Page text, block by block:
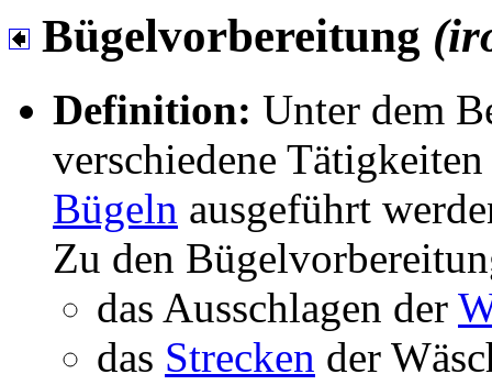
Bügelvorbereitung
Definition: Unter dem
verschiedene
Bügeln ausgeführt
Zu den
das Ausschlagen der
das Strecken der